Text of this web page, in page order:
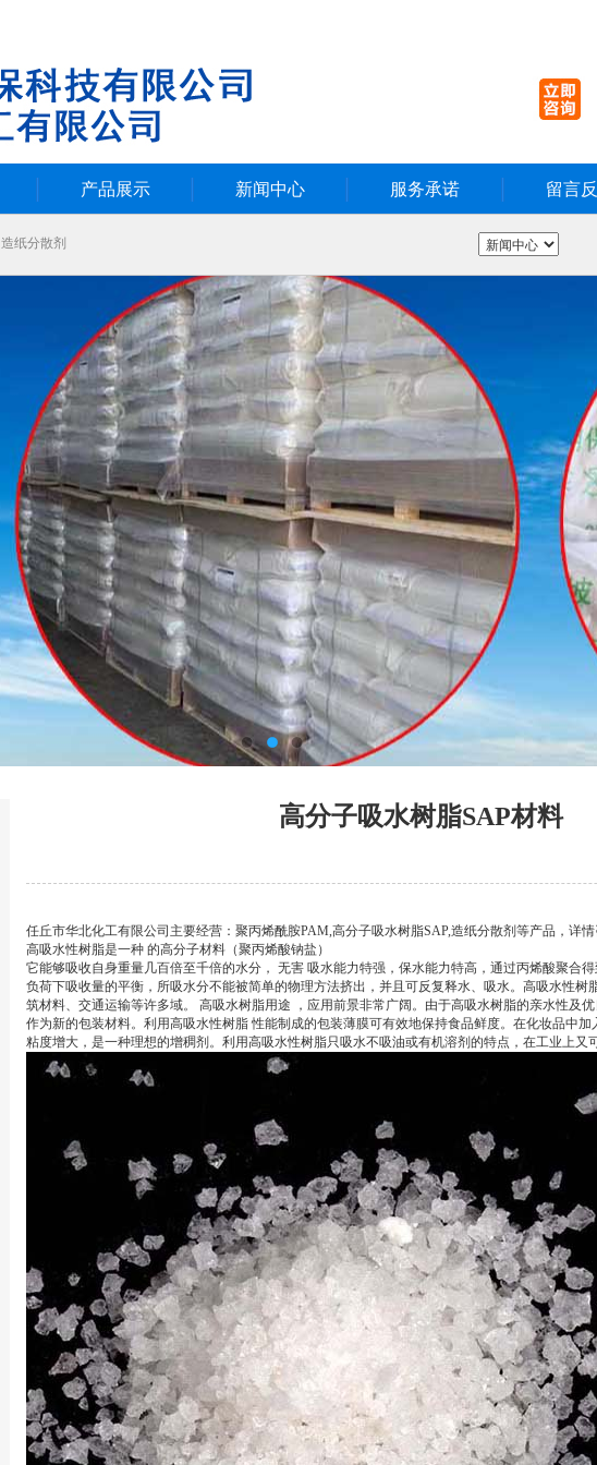
产品展示 新闻中心 服务承诺 留言
造纸分散剂
高分子吸水树脂SAP材料
任丘市华北化工有限公司主要经营：聚丙烯酰胺PAM,高分子吸水树脂SAP,造纸分散剂等产品，详情
高吸水性树脂是一种 的高分子材料（聚丙烯酸钠盐）
它能够吸收自身重量几百倍至千倍的水分， 无害 吸水能力特强，保水能力特高，通过丙烯酸聚合
负荷下吸收量的平衡，所吸水分不能被简单的物理方法挤出，并且可反复释水、吸水。高吸水性树
筑材料、交通运输等许多域。 高吸水树脂用途 ，应用前景非常广阔。由于高吸水树脂的亲水性及
作为新的包装材料。利用高吸水性树脂 性能制成的包装薄膜可有效地保持食品鲜度。在化妆品中
粘度增大，是一种理想的增稠剂。利用高吸水性树脂只吸水不吸油或有机溶剂的特点，在工业上又